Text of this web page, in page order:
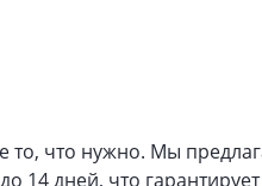
то, что нужно. Мы
14 дней, что